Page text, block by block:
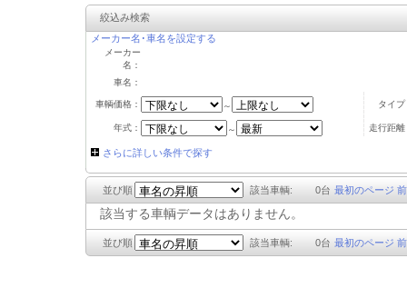
絞込み検索
メーカー名･車名を設定する
メーカー
名：
車名：
車輌価格： ～ タイプ
年式： ～ 走行距離
さらに詳しい条件で探す
並び順 該当車輌: 0台 最初のページ
該当する車輌データはありません。
並び順 該当車輌: 0台 最初のページ